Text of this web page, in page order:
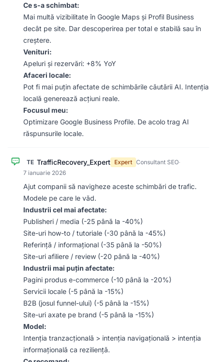
Ce s-a schimbat:
Mai multă vizibilitate în Google Maps și Profil Business
decât pe site. Dar descoperirea per total e stabilă sau în
creștere.
Venituri:
Apeluri și rezervări: +8% YoY
Afaceri locale:
Pot fi mai puțin afectate de schimbările căutării AI. Intenția
locală generează acțiuni reale.
Focusul meu:
Optimizare Google Business Profile. De acolo trag AI
răspunsurile locale.
TE TrafficRecovery_Expert Expert Consultant SEO·
7 ianuarie 2026
Ajut companii să navigheze aceste schimbări de trafic.
Modele pe care le văd.
Industrii cel mai afectate:
Publisheri / media (-25 până la -40%)
Site-uri how-to / tutoriale (-30 până la -45%)
Referință / informațional (-35 până la -50%)
Site-uri afiliere / review (-20 până la -40%)
Industrii mai puțin afectate:
Pagini produs e-commerce (-10 până la -20%)
Servicii locale (-5 până la -15%)
B2B (josul funnel-ului) (-5 până la -15%)
Site-uri axate pe brand (-5 până la -15%)
Model:
Intenția tranzacțională > intenția navigațională > intenția
informațională ca reziliență.